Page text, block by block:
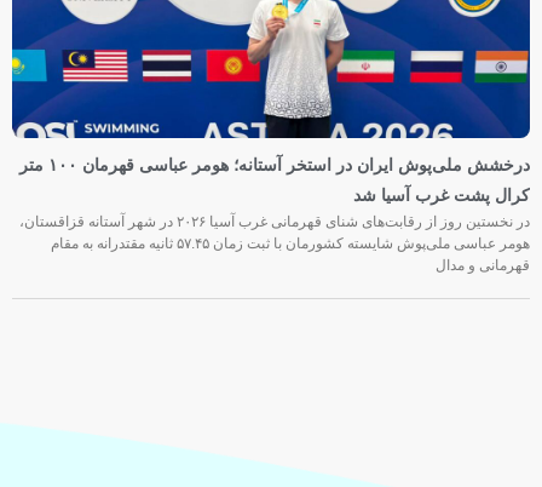
درخشش ملی‌پوش ایران در استخر آستانه؛ هومر عباسی قهرمان ۱۰۰ متر
کرال پشت غرب آسیا شد
در نخستین روز از رقابت‌های شنای قهرمانی غرب آسیا ۲۰۲۶ در شهر آستانه قزاقستان،
هومر عباسی ملی‌پوش شایسته کشورمان با ثبت زمان ۵۷.۴۵ ثانیه مقتدرانه به مقام
قهرمانی و مدال